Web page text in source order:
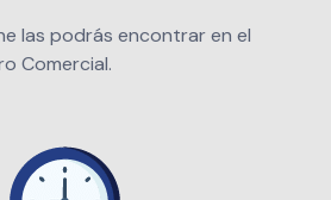
las podrás encontrar en el
Comercial.